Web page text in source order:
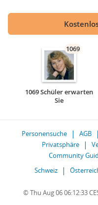
1069
1069 Schüler erwarten
Sie
Personensuche AGB
Privatsphäre
Community
Schweiz
© Thu Aug 06 06:12:33